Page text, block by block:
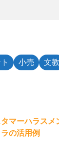
小売 文教
タマーハラス
の活用例